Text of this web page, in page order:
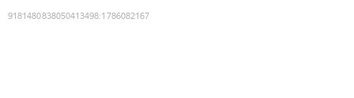
9181480838050413498:1786082167